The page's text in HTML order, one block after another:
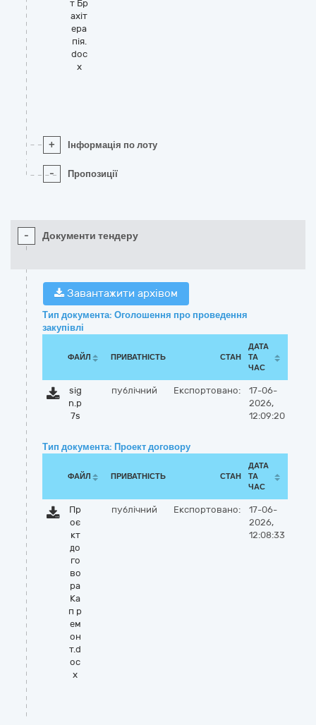
т Бр
ахіт
ера
пія.
doc
x
+ Інформація по лоту
- Пропозиції
- Документи тендеру
Завантажити архівом
Тип документа: Оголошення про проведення
закупівлі
ФАЙЛ ПРИВАТНІСТЬ СТАН
ДАТА
ТА
ЧАС
sig
n.p
7s
публічний Експортовано:
17-06-
2026,
12:09:20
Тип документа: Проект договору
ФАЙЛ ПРИВАТНІСТЬ СТАН
ДАТА
ТА
ЧАС
Пр
оє
кт
до
го
во
ра
Ка
п р
ем
он
т.d
oc
x
публічний Експортовано:
17-06-
2026,
12:08:33